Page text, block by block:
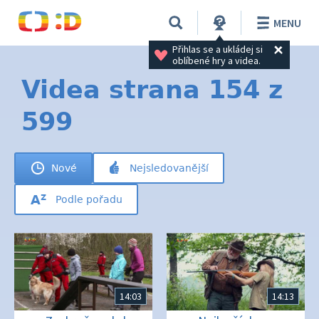
Přihlas se a ukládej si
oblíbené hry a videa.
MENU
Videa strana 154 z
599
Nové Nejsledovanější
Podle pořadu
14:03 14:13